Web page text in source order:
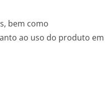
bem como
ao uso do produto em